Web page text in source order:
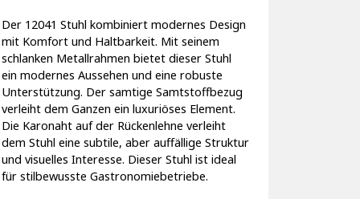
Der 12041 Stuhl kombiniert modernes Design
mit Komfort und Haltbarkeit. Mit seinem
schlanken Metallrahmen bietet dieser Stuhl
ein modernes Aussehen und eine robuste
Unterstützung. Der samtige Samtstoffbezug
verleiht dem Ganzen ein luxuriöses Element.
Die Karonaht auf der Rückenlehne verleiht
dem Stuhl eine subtile, aber auffällige Struktur
und visuelles Interesse. Dieser Stuhl ist ideal
für stilbewusste Gastronomiebetriebe.